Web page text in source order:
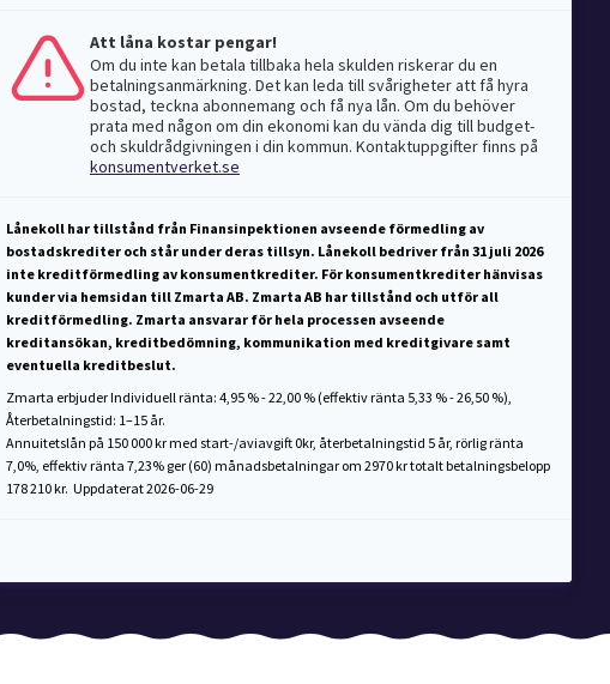
Att låna kostar pengar!
Om du inte kan betala tillbaka hela skulden riskerar du en
betalningsanmärkning. Det kan leda till svårigheter att få hyra
bostad, teckna abonnemang och få nya lån. Om du behöver
prata med någon om din ekonomi kan du vända dig till budget-
och skuldrådgivningen i din kommun. Kontaktuppgifter finns på
konsumentverket.se
Lånekoll har tillstånd från Finansinpektionen avseende förmedling av
bostadskrediter och står under deras tillsyn. Lånekoll bedriver från 31 juli 2026
inte kreditförmedling av konsumentkrediter. För konsumentkrediter hänvisas
kunder via hemsidan till Zmarta AB. Zmarta AB har tillstånd och utför all
kreditförmedling. Zmarta ansvarar för hela processen avseende
kreditansökan, kreditbedömning, kommunikation med kreditgivare samt
eventuella kreditbeslut.
Zmarta erbjuder Individuell ränta: 4,95 % - 22,00 % (effektiv ränta 5,33 % - 26,50 %),
Återbetalningstid: 1–15 år.
Annuitetslån på 150 000 kr med start-/aviavgift 0kr, återbetalningstid 5 år, rörlig ränta
7,0%, effektiv ränta 7,23% ger (60) månadsbetalningar om 2970 kr totalt betalningsbelopp
178 210 kr. Uppdaterat 2026-06-29